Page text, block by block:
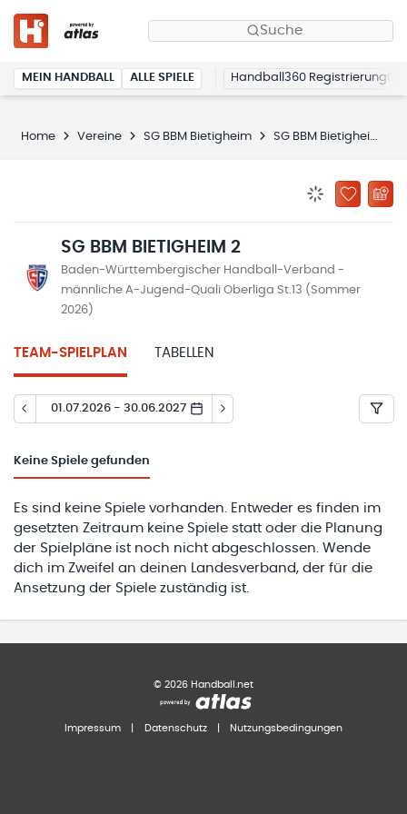
Suche
MEIN HANDBALL ALLE SPIELE Handball360 Registrierung
Home Vereine SG BBM Bietigheim SG BBM Bietigheim 2
ZU
SG BBM BIETIGHEIM 2
Baden-Württembergischer Handball-Verband -
männliche A-Jugend-Quali Oberliga St.13 (Sommer
2026)
TEAM-SPIELPLAN TABELLEN
01.07.2026 - 30.06.2027
Keine Spiele gefunden
Es sind keine Spiele vorhanden. Entweder es finden im
gesetzten Zeitraum keine Spiele statt oder die Planung
der Spielpläne ist noch nicht abgeschlossen. Wende
dich im Zweifel an deinen Landesverband, der für die
Ansetzung der Spiele zuständig ist.
© 2026 Handball.net
Impressum Datenschutz Nutzungsbedingungen